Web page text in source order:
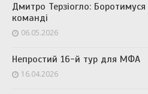
Дмитро Терзіогло:
команді
06.05.2026
Непростий 16-й тур для МФА
16.04.2026